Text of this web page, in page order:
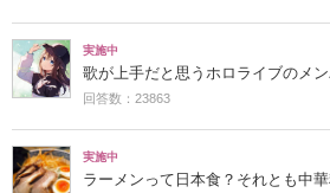
実施中
歌が上手だと思うホロライブのメン
回答数：23863
実施中
ラーメンって日本食？それとも中華